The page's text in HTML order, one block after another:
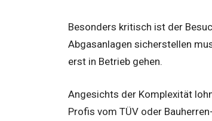
Besonders kritisch ist der
Abgasanlagen sicherstellen
erst in Betrieb gehen.
Angesichts der Komplexität
Profis vom TÜV oder